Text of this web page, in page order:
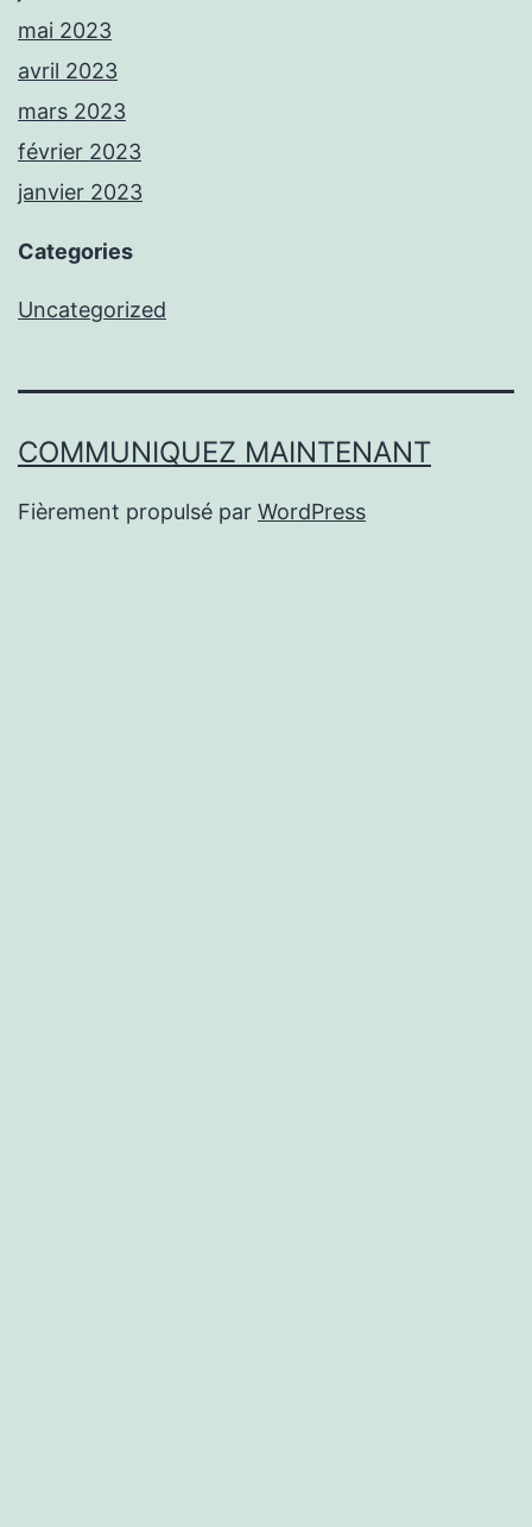
mai 2023
avril 2023
mars 2023
février 2023
janvier 2023
Categories
Uncategorized
COMMUNIQUEZ MAINTENANT
Fièrement propulsé par WordPress